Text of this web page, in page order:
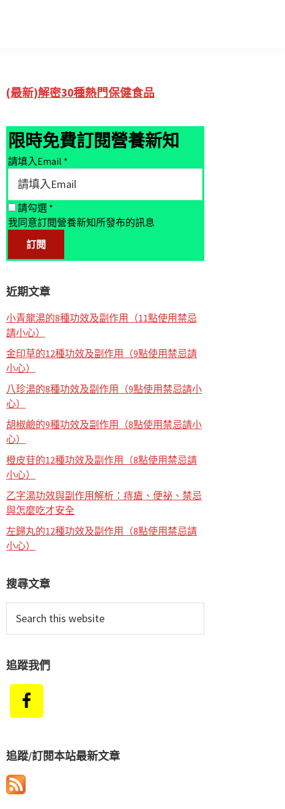
Primary
(最新)解密30種熱門保健食品
限時免費訂閱營養新知
請填入Email *
請勾選 *
我同意訂閱營養新知所發布的訊息
近期文章
小青龍湯的8種功效及副作用（11點使用禁忌
請小心）
金印草的12種功效及副作用（9點使用禁忌請
小心）
八珍湯的8種功效及副作用（9點使用禁忌請小
心）
胡椒鹼的9種功效及副作用（8點使用禁忌請小
心）
橙皮苷的12種功效及副作用（8點使用禁忌請
小心）
乙字湯功效與副作用解析：痔瘡、便祕、禁忌
與怎麼吃才安全
左歸丸的12種功效及副作用（8點使用禁忌請
小心）
搜尋文章
this
追蹤我們
追蹤/訂閱本站最新文章